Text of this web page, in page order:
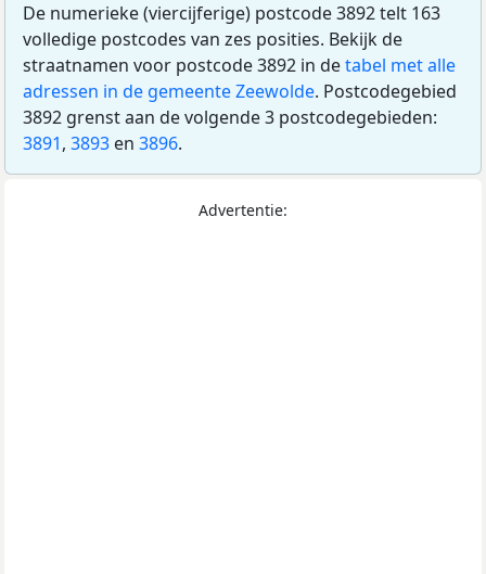
De numerieke (viercijferige) postcode 3892 telt 163
volledige postcodes van zes posities. Bekijk de
straatnamen voor postcode 3892 in detabel met alle
adressen in de gemeente Zeewolde. Postcodegebied
3892 grenst aan de volgende 3 postcodegebieden:
3891, 3893 en 3896.
Advertentie: